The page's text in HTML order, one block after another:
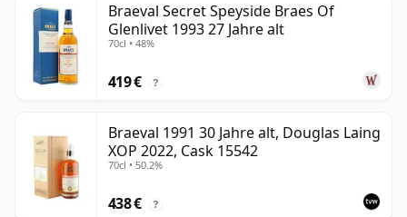
Braeval Secret Speyside Braes Of
Glenlivet 1993 27 Jahre alt
70cl • 48%
419 € ?
Braeval 1991 30 Jahre alt, Douglas Laing
XOP 2022, Cask 15542
70cl • 50.2%
438 € ?